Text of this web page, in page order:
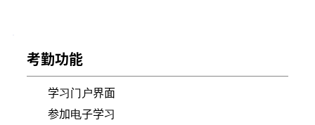
考勤功能
学习门户界面
参加电子学习